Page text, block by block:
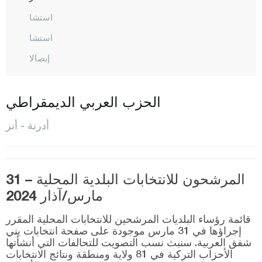
استشا
استشا
إبصالا
كيرجاصالح
كوبلو
ميريتش
المركز
صوباشي
سولوغلو
أوزونكوبرو
الحزب العربي الديمقراطي
أدرنة - أنز
المرشحون للانتخابات البلدية المحلية – 31
مارس/آذار 2024
قائمة رؤساء البلديات المرشحين للانتخابات المحلية المقرر
إجراؤها في 31 مارس موجودة على صفحة انتخابات يني
شفق العربية. سنبث نسب التصويت للتحالفات التي أنشأتها
الأحزاب التركية في 81 ولاية ومنطقة ونتائج الانتخابات